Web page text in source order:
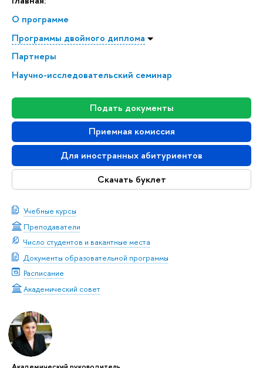
О программе
Программы двойного диплома
Партнеры
Научно-исследовательский семинар
Подать документы
Приемная комиссия
Для иностранных абитуриентов
Скачать буклет
Учебные курсы
Преподаватели
Число студентов и вакантные места
Документы образовательной программы
Расписание
Академический совет